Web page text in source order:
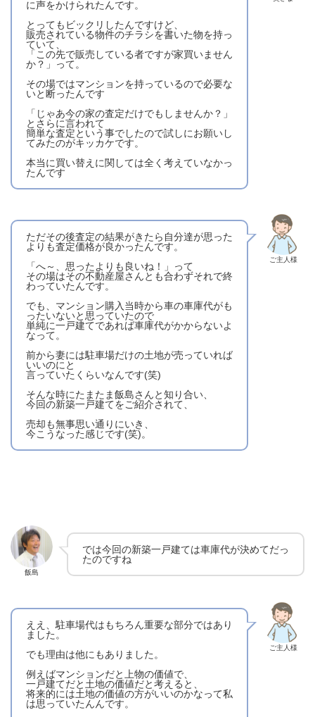
に声をかけられたんです。
とってもビックリしたんですけど、
販売されている物件のチラシを書いた物を持っ
ていて、
「この先で販売している者ですが家買いません
か？」って。
その場ではマンションを持っているので必要な
いと断ったんです
「じゃあ今の家の査定だけでもしませんか？」
とさらに言われて
簡単な査定という事でしたので試しにお願いし
てみたのがキッカケです。
本当に買い替えに関しては全く考えていなかっ
たんです
ただその後査定の結果がきたら自分達が思った
よりも査定価格が良かったんです。
「へ～、思ったよりも良いね！」って
その場はその不動産屋さんとも合わずそれで終
わっていたんです。
でも、マンション購入当時から車の車庫代がも
ったいないと思っていたので
単純に一戸建てであれば車庫代がかからないよ
なって。
前から妻には駐車場だけの土地が売っていれば
いいのにと
言っていたくらいなんです(笑)
そんな時にたまたま飯島さんと知り合い、
今回の新築一戸建てをご紹介されて、
売却も無事思い通りにいき、
今こうなった感じです(笑)。
ご主人様
飯島
では今回の新築一戸建ては車庫代が決めてだっ
たのですね
ええ、駐車場代はもちろん重要な部分ではあり
ました。
でも理由は他にもありました。
例えばマンションだと上物の価値で、
一戸建てだと土地の価値だと考えると、
将来的には土地の価値の方がいいのかなって私
は思っていたんんです。
ご主人様